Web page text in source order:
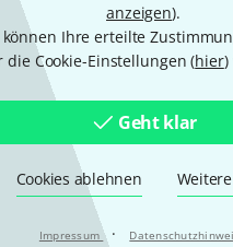
anzeigen).
können Ihre erteilte
die Cookie-Einstellungen (hier)
Geht klar
Cookies ablehnen
Impressum ·
Amp Circa 74 AV150-10
4
Sofort lieferbar
1.189
UVP:1.784 €
Compact 60 Slope IV
13
Sofort lieferbar
1.199 €